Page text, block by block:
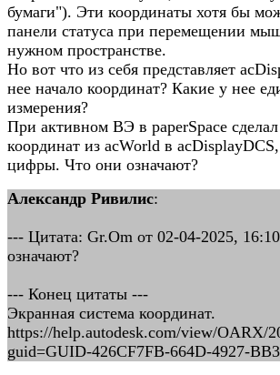
бумаги"). Эти координаты хотя бы
панели статуса при перемещении
нужном пространстве.
Но вот что из себя представляет
нее начало координат? Какие у нее
измерения?
При активном ВЭ в paperSpace сделал
координат из acWorld в
цифры. Что они означают?
Александр Ривилис:
--- Цитата: Gr.Om от 02-04-2025,
означают?
--- Конец цитаты ---
Экранная система координат.
https://help.autodesk.com/view/OARX/
guid=GUID-426CF7FB-664D-4927-